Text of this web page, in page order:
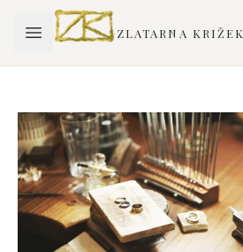
ZLATARNA KRIŽEK